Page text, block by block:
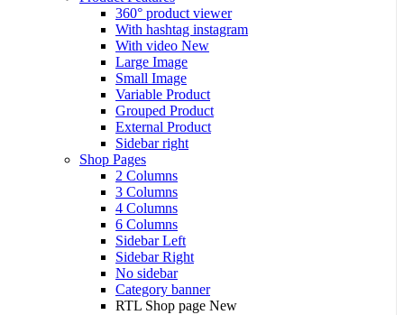
360° product viewer
With hashtag instagram
With video New
Large Image
Small Image
Variable Product
Grouped Product
External Product
Sidebar right
Shop Pages
2 Columns
3 Columns
4 Columns
6 Columns
Sidebar Left
Sidebar Right
No sidebar
Category banner
RTL Shop page New